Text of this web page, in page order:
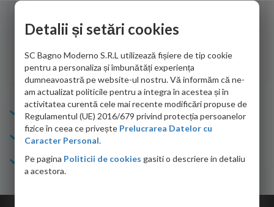
de personalul firmei dvs. cu care am colaborat in obtinerea
adus coletul in siguranta.Numai bine, va doresc!
Sofrone Viviana -28.07.2026
Info Bagno
Cumparaturi
Suport clienti
Detalii și setări cookies
SC Bagno Moderno S.R.L utilizează fișiere de tip cookie
pentru a personaliza și îmbunătăți experiența
dumneavoastră pe website-ul nostru. Vă informăm că ne-
am actualizat politicile pentru a integra în acestea și în
activitatea curentă cele mai recente modificări propuse de
Regulamentul (UE) 2016/679 privind protecția persoanelor
fizice în ceea ce privește Prelucrarea Datelor cu
Caracter Personal.
Pe pagina Politicii de cookies gasiti o descriere in detaliu
a acestora.